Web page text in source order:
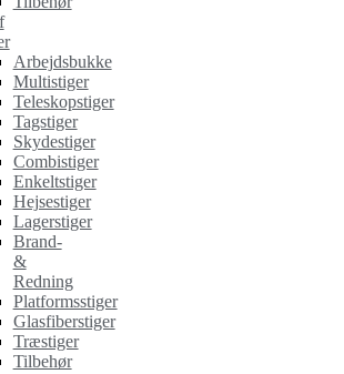
Arbejdsbukke
Multistiger
Teleskopstiger
Tagstiger
Skydestiger
Combistiger
Enkeltstiger
Hejsestiger
Lagerstiger
Brand-
&
Redning
Platformsstiger
Glasfiberstiger
Træstiger
Tilbehør